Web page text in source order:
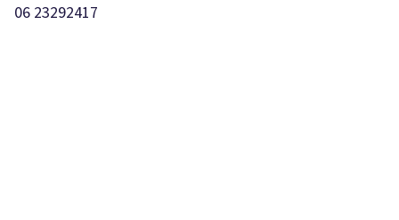
06 23292417